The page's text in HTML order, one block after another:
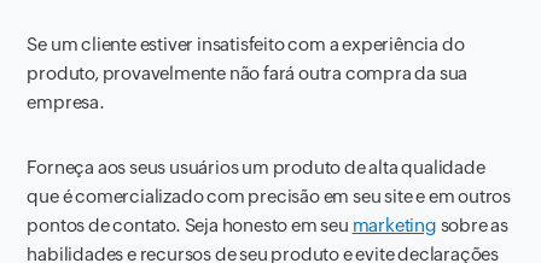
Se um cliente estiver insatisfeito com a experiência do
produto, provavelmente não fará outra compra da sua
empresa.
Forneça aos seus usuários um produto de alta qualidade
que é comercializado com precisão em seu site e em outros
pontos de contato. Seja honesto em seu marketing sobre as
habilidades e recursos de seu produto e evite declarações